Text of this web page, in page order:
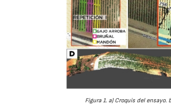
Figura 1. a) Croquis del